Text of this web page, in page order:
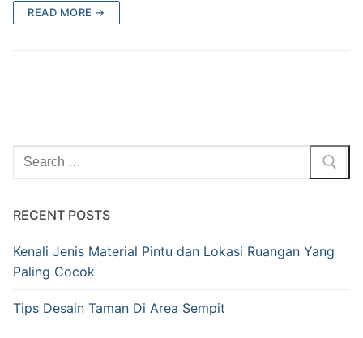
READ MORE →
RECENT POSTS
Kenali Jenis Material Pintu dan Lokasi Ruangan Yang
Paling Cocok
Tips Desain Taman Di Area Sempit